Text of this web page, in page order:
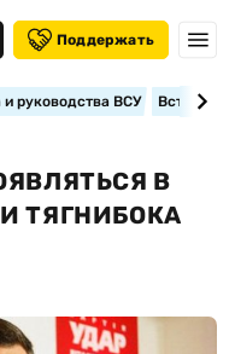
Поддержать
и руководства ВСУ
В
ТЯГНИБОКА